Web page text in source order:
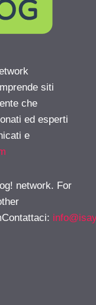
siti
che
ed esperti
e
network. For
: